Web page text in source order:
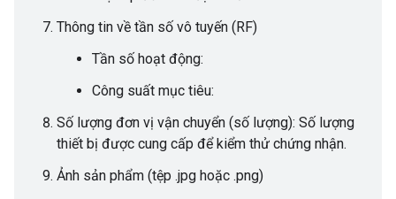
Thông tin về tần số vô tuyến (RF)
Tần số hoạt động:
Công suất mục tiêu:
Số lượng đơn vị vận chuyển (số lượng): Số lượng
thiết bị được cung cấp để kiểm thử chứng nhận.
Ảnh sản phẩm (tệp .jpg hoặc .png)